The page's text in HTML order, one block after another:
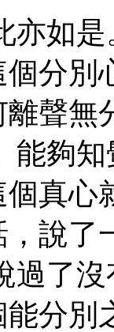
亦如
分別
聲無
能夠
真心
說了
過了
分別